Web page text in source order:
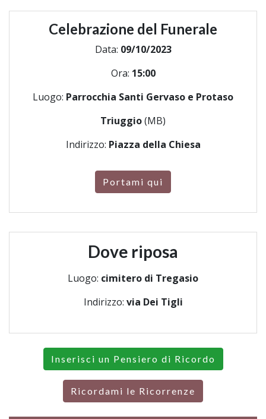
Celebrazione del Funerale
Data: 09/10/2023
Ora: 15:00
Luogo: Parrocchia Santi Gervaso e Protaso
Triuggio(MB)
Indirizzo: Piazza della Chiesa
Portami qui
Dove riposa
Luogo: cimitero di Tregasio
Indirizzo: via Dei Tigli
Inserisci un Pensiero di Ricordo
Ricordami le Ricorrenze